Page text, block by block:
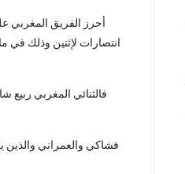
أحرز الفريق المغربي
انتصارات لإثنين وذلك في
فالثنائي المغربي ربيع
فشاكي والعمراني والذين